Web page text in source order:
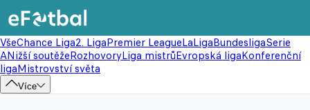
VšeChance Liga2. LigaPremier LeagueLaLigaBundesligaSerie
ANižší soutěžeRozhovoryLiga mistrůEvropská ligaKonferenční
ligaMistrovství světa
Více